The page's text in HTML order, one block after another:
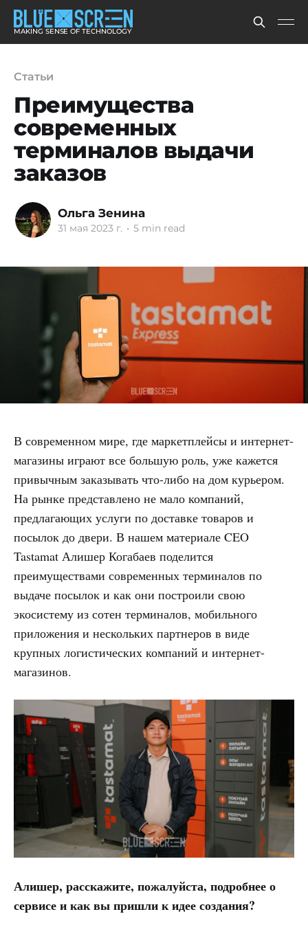
MAKING SENSE OF TECHNOLOGY
Статьи
Преимущества
современных
терминалов выдачи
заказов
Ольга Зенина
31 мая 2023 г. • 5 min read
В современном мире, где маркетплейсы и интернет-
магазины играют все большую роль, уже кажется
привычным заказывать что-либо на дом курьером.
На рынке представлено не мало компаний,
предлагающих услуги по доставке товаров и
посылок до двери. В нашем материале CEO
Tastamat Алишер Когабаев поделится
преимуществами современных терминалов по
выдаче посылок и как они построили свою
экосистему из сотен терминалов, мобильного
приложения и нескольких партнеров в виде
крупных логистических компаний и интернет-
магазинов.
Алишер, расскажите, пожалуйста, подробнее о
сервисе и как вы пришли к идее создания?